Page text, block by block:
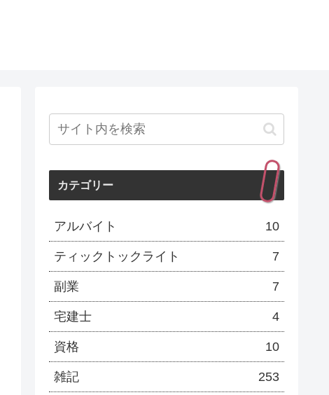
カテゴリー
アルバイト 10
ティックトックライト 7
副業 7
宅建士 4
資格 10
雑記 253